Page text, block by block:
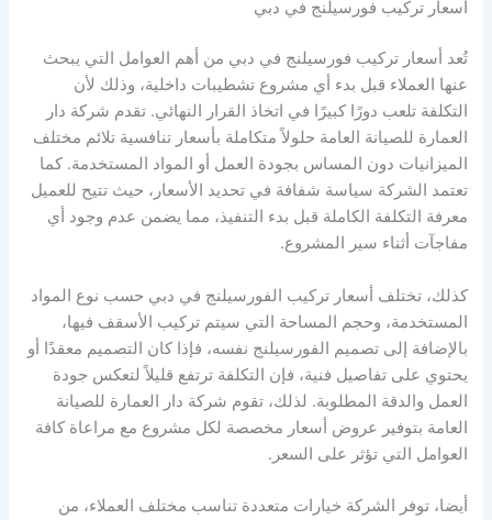
أسعار تركيب فورسيلنج في دبي
تُعد أسعار تركيب فورسيلنج في دبي من أهم العوامل التي يبحث
عنها العملاء قبل بدء أي مشروع تشطيبات داخلية، وذلك لأن
التكلفة تلعب دورًا كبيرًا في اتخاذ القرار النهائي. تقدم شركة دار
العمارة للصيانة العامة حلولاً متكاملة بأسعار تنافسية تلائم مختلف
الميزانيات دون المساس بجودة العمل أو المواد المستخدمة. كما
تعتمد الشركة سياسة شفافة في تحديد الأسعار، حيث تتيح للعميل
معرفة التكلفة الكاملة قبل بدء التنفيذ، مما يضمن عدم وجود أي
مفاجآت أثناء سير المشروع.
كذلك، تختلف أسعار تركيب الفورسيلنج في دبي حسب نوع المواد
المستخدمة، وحجم المساحة التي سيتم تركيب الأسقف فيها،
بالإضافة إلى تصميم الفورسيلنج نفسه، فإذا كان التصميم معقدًا أو
يحتوي على تفاصيل فنية، فإن التكلفة ترتفع قليلاً لتعكس جودة
العمل والدقة المطلوبة. لذلك، تقوم شركة دار العمارة للصيانة
العامة بتوفير عروض أسعار مخصصة لكل مشروع مع مراعاة كافة
العوامل التي تؤثر على السعر.
أيضا، توفر الشركة خيارات متعددة تناسب مختلف العملاء، من